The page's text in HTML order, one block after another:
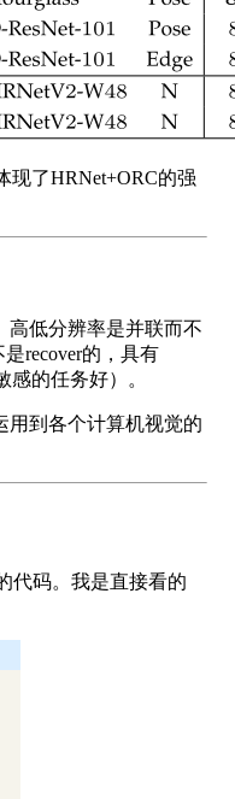
现了HRNet+ORC的强
高低分辨率是并联而不
recover的，具有
感的任务好）。
用到各个计算机视觉的
代码。我是直接看的